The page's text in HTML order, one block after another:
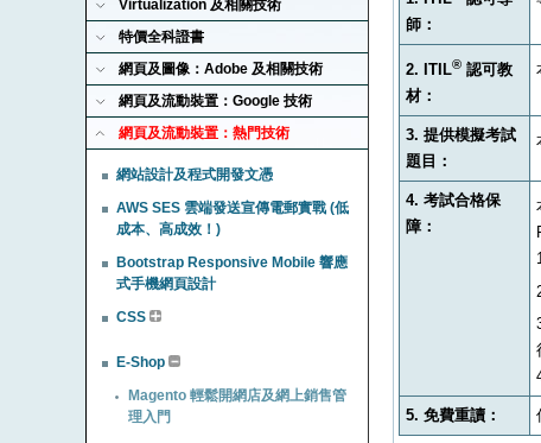
Virtualization 及相關技術
特價全科證書
網頁及圖像：Adobe 及相關技術
網頁及流動裝置：Google 技術
網頁及流動裝置：熱門技術
網站設計及程式開發文憑
AWS SES 雲端發送宣傳電郵實戰 (低
成本、高成效！)
Bootstrap Responsive Mobile 響應
式手機網頁設計
CSS
E-Shop
Magento 輕鬆開網店及網上銷售管
理入門
師：
2. ITIL® 認可教
材：
3. 提供模擬考試
題目：
4. 考試合格保
障：
5. 免費重讀：